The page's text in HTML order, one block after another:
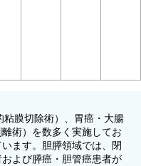
粘膜切除術）、胃癌・大腸
術）を数多く実施してお
ます。胆膵領域では、閉
よび膵癌・胆管癌患者が